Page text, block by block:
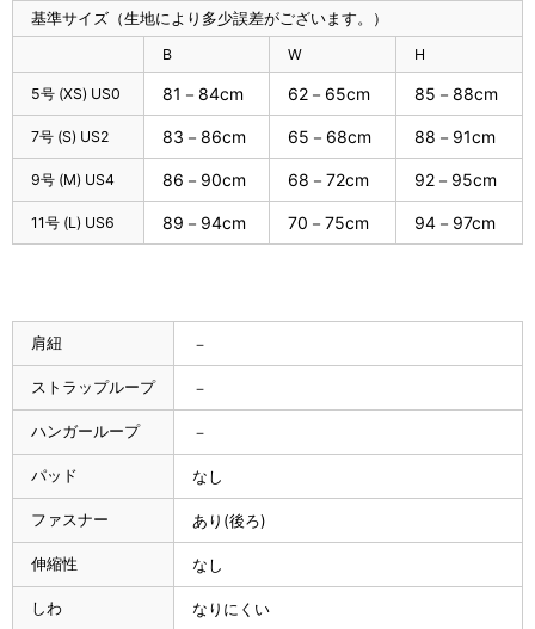
基準サイズ（生地により多少誤差がございます。）
B W H
5号 (XS) US0 81－84cm 62－65cm 85－88cm
7号 (S) US2 83－86cm 65－68cm 88－91cm
9号 (M) US4 86－90cm 68－72cm 92－95cm
11号 (L) US6 89－94cm 70－75cm 94－97cm
肩紐 －
ストラップループ －
ハンガーループ －
パッド なし
ファスナー あり(後ろ)
伸縮性 なし
しわ なりにくい